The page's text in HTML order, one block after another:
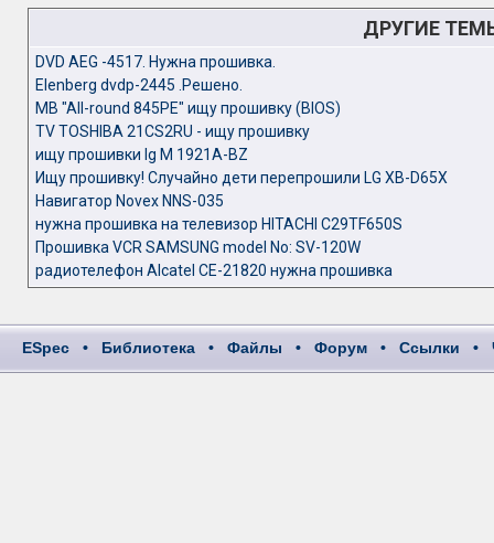
ДРУГИЕ
DVD AEG -4517. Нужна прошивка.
Elenberg dvdp-2445 .Решено.
MB "All-round 845PE" ищу прошивку (BIOS)
TV TOSHIBA 21CS2RU - ищу прошивку
ищу прошивки lg M 1921A-BZ
Ищу прошивку! Случайно дети перепрошили LG XB-D65X
Навигатор Novex NNS-035
нужна прошивка на телевизор HITACHI C29TF650S
Прошивка VCR SAMSUNG model No: SV-120W
радиотелефон Alcatel СЕ-21820 нужна прошивка
ESpec • Библиотека • Файлы • Форум • Ссылки •